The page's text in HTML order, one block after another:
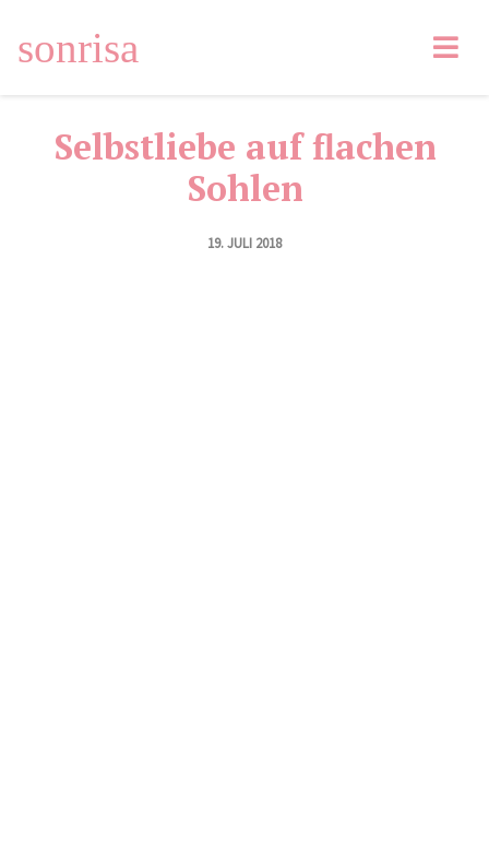
sonrisa
Facebook LinkedIn
Selbstliebe auf flachen
Sohlen
19. JULI 2018